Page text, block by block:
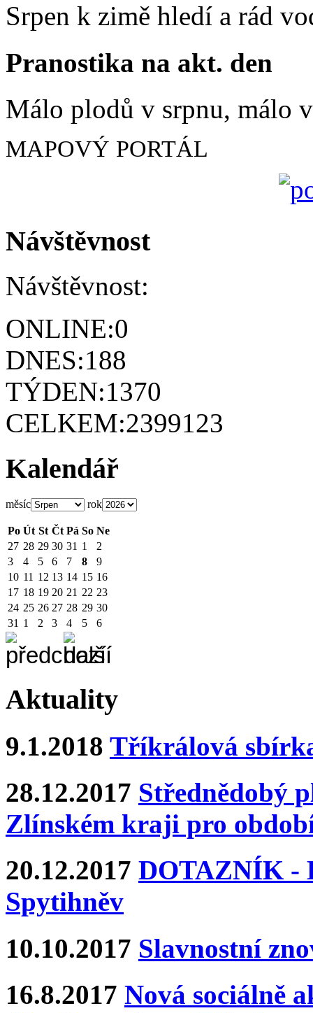
Srpen k zimě hledí a rád
Pranostika na akt. den
Málo plodů v srpnu, málo
MAPOVÝ PORTÁL
Návštěvnost
Návštěvnost:
ONLINE:0
DNES:188
TÝDEN:1370
CELKEM:2399123
Kalendář
měsíc rok
Po Út St Čt Pá So Ne
27 28 29 30 31 1
2
3
4 5 6 7 8
9
10 11 12 13 14 15 16
17 18 19 20 21 22 23
24 25 26 27 28 29 30
31 1 2 3 4 5 6
Aktuality
9.1.2018 Tříkrálová
28.12.2017 Střednědobý
Zlínském kraji pro
20.12.2017 DOTAZNÍK -
Spytihněv
10.10.2017 Slavnostní
16.8.2017 Nová sociálně